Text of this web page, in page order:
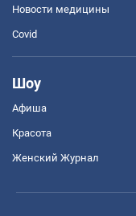
Новости медицины
Covid
Шоу
Афиша
Красота
Женский Журнал